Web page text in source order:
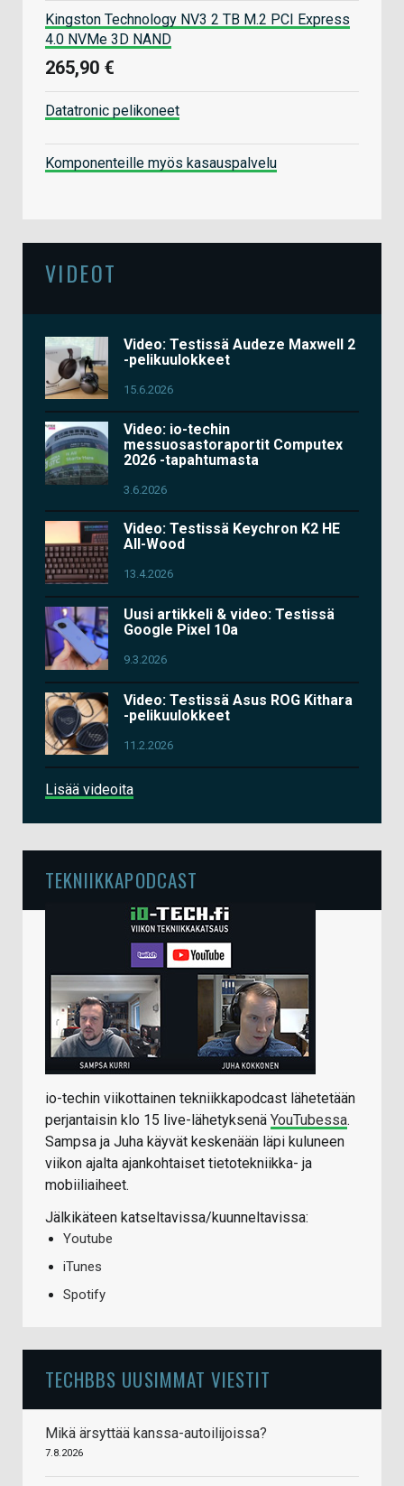
Kingston Technology NV3 2 TB M.2 PCI Express
4.0 NVMe 3D NAND
265,90 €
Datatronic pelikoneet
Komponenteille myös kasauspalvelu
VIDEOT
Video: Testissä Audeze Maxwell 2
-pelikuulokkeet
15.6.2026
Video: io-techin
messuosastoraportit Computex
2026 -tapahtumasta
3.6.2026
Video: Testissä Keychron K2 HE
All-Wood
13.4.2026
Uusi artikkeli & video: Testissä
Google Pixel 10a
9.3.2026
Video: Testissä Asus ROG Kithara
-pelikuulokkeet
11.2.2026
Lisää videoita
TEKNIIKKAPODCAST
io-techin viikottainen tekniikkapodcast lähetetään
perjantaisin klo 15 live-lähetyksenä YouTubessa.
Sampsa ja Juha käyvät keskenään läpi kuluneen
viikon ajalta ajankohtaiset tietotekniikka- ja
mobiiliaiheet.
Jälkikäteen katseltavissa/kuunneltavissa:
Youtube
iTunes
Spotify
TECHBBS UUSIMMAT VIESTIT
Mikä ärsyttää kanssa-autoilijoissa?
7.8.2026